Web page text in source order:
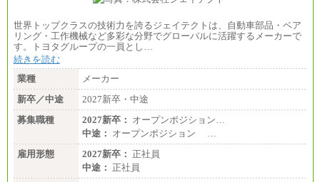
世界トップクラスの技術力を誇るジェイテクトは、自動車部品・ベア
リング・工作機械など多彩な分野でグローバルに活躍するメーカーで
す。トヨタグループの一員とし…
続きを読む
業種
メーカー
新卒／中途
2027新卒・中途
募集職種
2027新卒： オープンポジション…
中途： オープンポジション …
雇用形態
2027新卒： 正社員
中途： 正社員